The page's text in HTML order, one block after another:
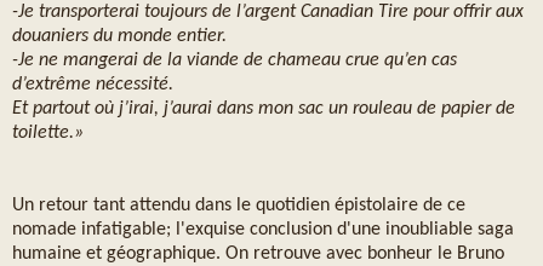
-Je transporterai toujours de l’argent Canadian Tire pour offrir aux
douaniers du monde entier.
-Je ne mangerai de la viande de chameau crue qu’en cas
d’extrême nécessité.
Et partout où j’irai, j’aurai dans mon sac un rouleau de papier de
toilette.»
Un retour tant attendu dans le quotidien épistolaire de ce
nomade infatigable; l'exquise conclusion d'une inoubliable saga
humaine et géographique. On retrouve avec bonheur le Bruno